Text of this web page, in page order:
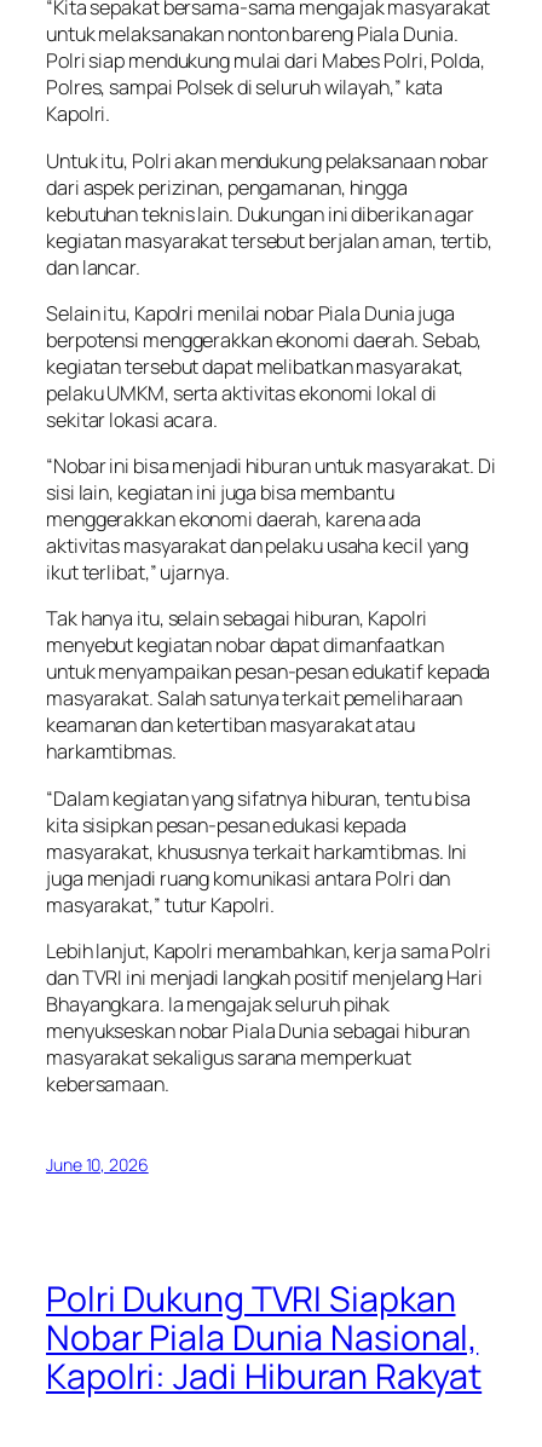
“Kita sepakat bersama-sama mengajak masyarakat
untuk melaksanakan nonton bareng Piala Dunia.
Polri siap mendukung mulai dari Mabes Polri, Polda,
Polres, sampai Polsek di seluruh wilayah,” kata
Kapolri.
Untuk itu, Polri akan mendukung pelaksanaan nobar
dari aspek perizinan, pengamanan, hingga
kebutuhan teknis lain. Dukungan ini diberikan agar
kegiatan masyarakat tersebut berjalan aman, tertib,
dan lancar.
Selain itu, Kapolri menilai nobar Piala Dunia juga
berpotensi menggerakkan ekonomi daerah. Sebab,
kegiatan tersebut dapat melibatkan masyarakat,
pelaku UMKM, serta aktivitas ekonomi lokal di
sekitar lokasi acara.
“Nobar ini bisa menjadi hiburan untuk masyarakat. Di
sisi lain, kegiatan ini juga bisa membantu
menggerakkan ekonomi daerah, karena ada
aktivitas masyarakat dan pelaku usaha kecil yang
ikut terlibat,” ujarnya.
Tak hanya itu, selain sebagai hiburan, Kapolri
menyebut kegiatan nobar dapat dimanfaatkan
untuk menyampaikan pesan-pesan edukatif kepada
masyarakat. Salah satunya terkait pemeliharaan
keamanan dan ketertiban masyarakat atau
harkamtibmas.
“Dalam kegiatan yang sifatnya hiburan, tentu bisa
kita sisipkan pesan-pesan edukasi kepada
masyarakat, khususnya terkait harkamtibmas. Ini
juga menjadi ruang komunikasi antara Polri dan
masyarakat,” tutur Kapolri.
Lebih lanjut, Kapolri menambahkan, kerja sama Polri
dan TVRI ini menjadi langkah positif menjelang Hari
Bhayangkara. Ia mengajak seluruh pihak
menyukseskan nobar Piala Dunia sebagai hiburan
masyarakat sekaligus sarana memperkuat
kebersamaan.
June 10, 2026
Polri Dukung TVRI Siapkan
Nobar Piala Dunia Nasional,
Kapolri: Jadi Hiburan Rakyat